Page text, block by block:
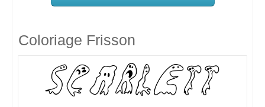
Coloriage Frisson